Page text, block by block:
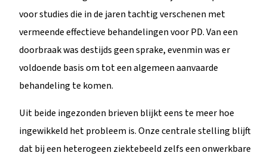
voor studies die in de jaren tachtig verschenen met
vermeende effectieve behandelingen voor PD. Van een
doorbraak was destijds geen sprake, evenmin was er
voldoende basis om tot een algemeen aanvaarde
behandeling te komen.
Uit beide ingezonden brieven blijkt eens te meer hoe
ingewikkeld het probleem is. Onze centrale stelling blijft
dat bij een heterogeen ziektebeeld zelfs een onwerkbare